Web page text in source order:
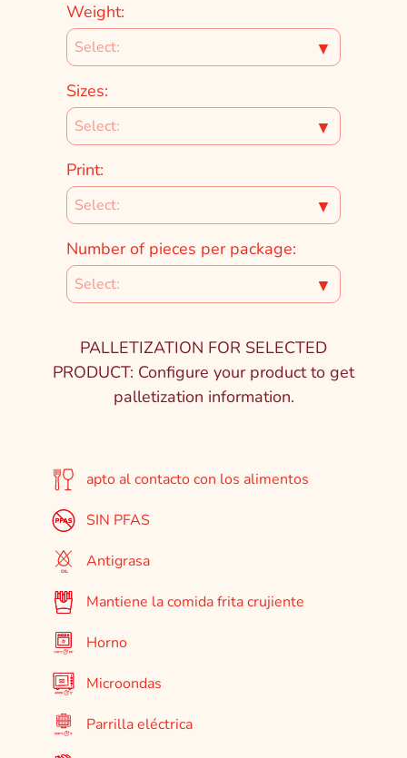
Weight:
▼
Sizes:
▼
Print:
▼
Number of pieces per package:
▼
PALLETIZATION FOR SELECTED
PRODUCT: Configure your product to get
palletization information.
apto al contacto con los alimentos
SIN PFAS
Antigrasa
Mantiene la comida frita crujiente
Horno
Microondas
Parrilla eléctrica